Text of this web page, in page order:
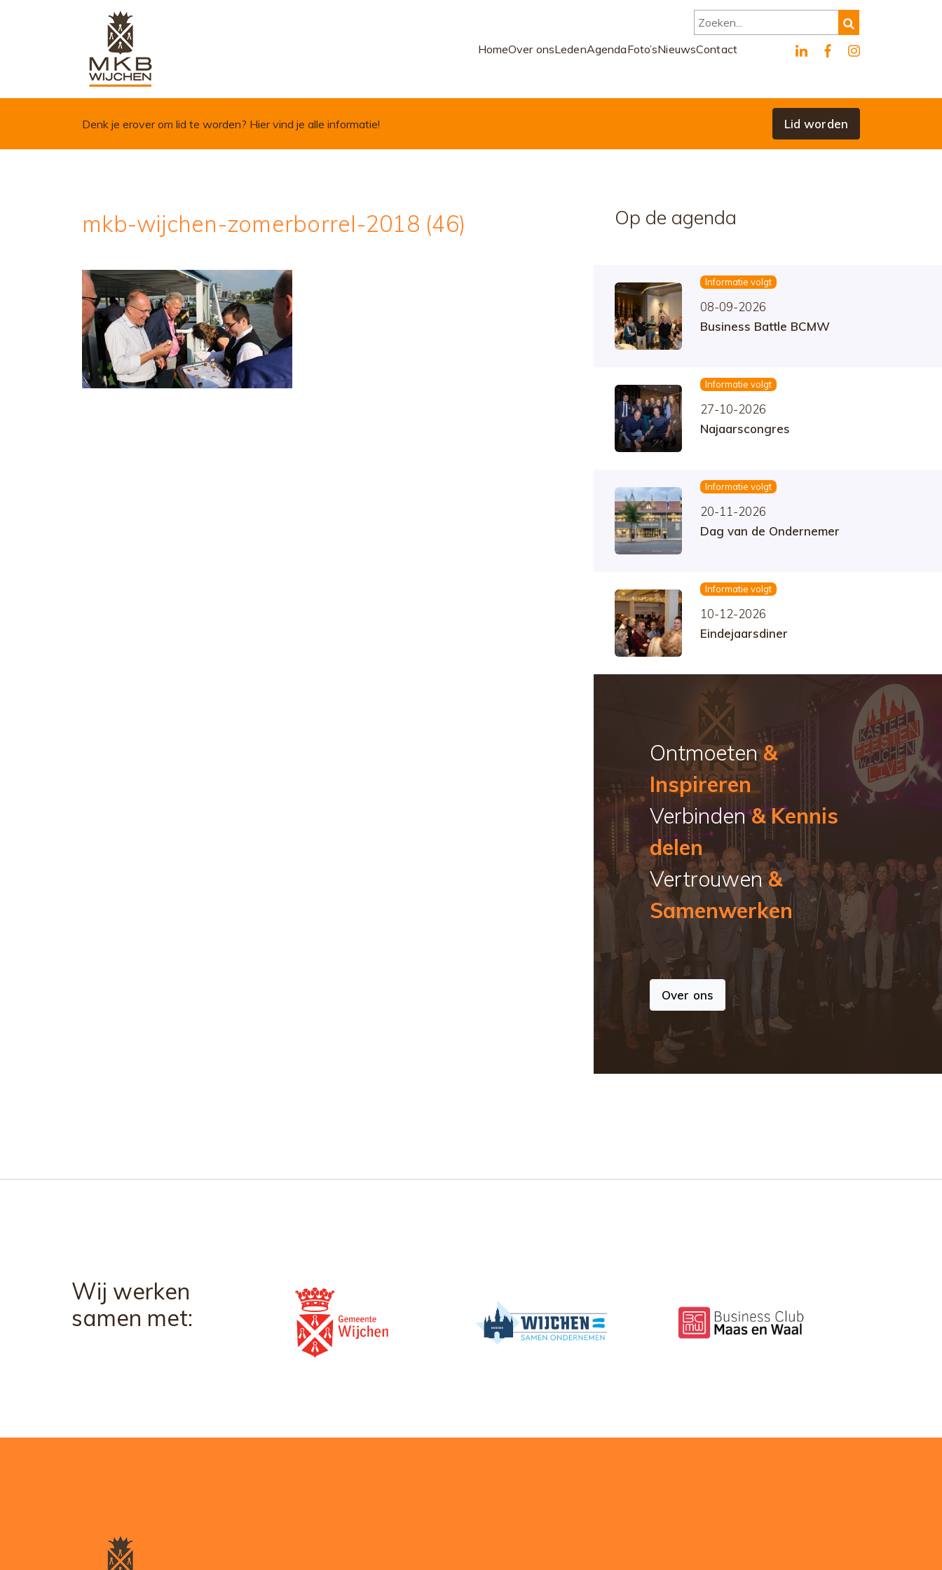
HomeOver onsLedenAgendaFoto’sNieuwsContact
Zoeken...
Denk je erover om lid te worden? Hier vind je alle informatie! Lid worden
mkb-wijchen-zomerborrel-2018 (46) Op de agenda
Informatie volgt
08-09-2026
Business Battle BCMW
Informatie volgt
27-10-2026
Najaarscongres
Informatie volgt
20-11-2026
Dag van de Ondernemer
Informatie volgt
10-12-2026
Eindejaarsdiner
Ontmoeten&
Inspireren
Verbinden& Kennis
delen
Vertrouwen&
Samenwerken
Over ons
Wij werken
samen met: